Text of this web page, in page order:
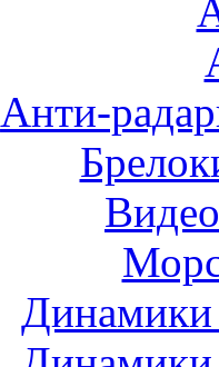
Анти-
Динамики